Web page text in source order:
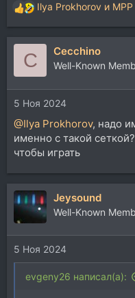
Р
е
а
и
и
:
Ilya Prokhorov и MPP
C Cecchino
Well-Known
5 Ноя 2024
@Ilya Prokhorov, надо
именно с такой
чтобы играть
Jeysound
Well-Known
5 Ноя 2024
evgeny26 написал(а):